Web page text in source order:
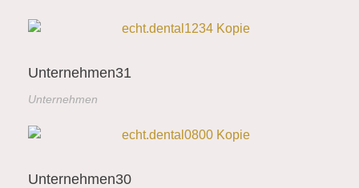
Unternehmen31
Unternehmen
Unternehmen30